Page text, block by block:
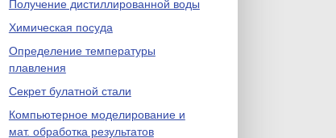
Получение дистиллированной воды
Химическая посуда
Определение температуры
плавления
Секрет булатной стали
Компьютерное моделирование и
мат. обработка результатов